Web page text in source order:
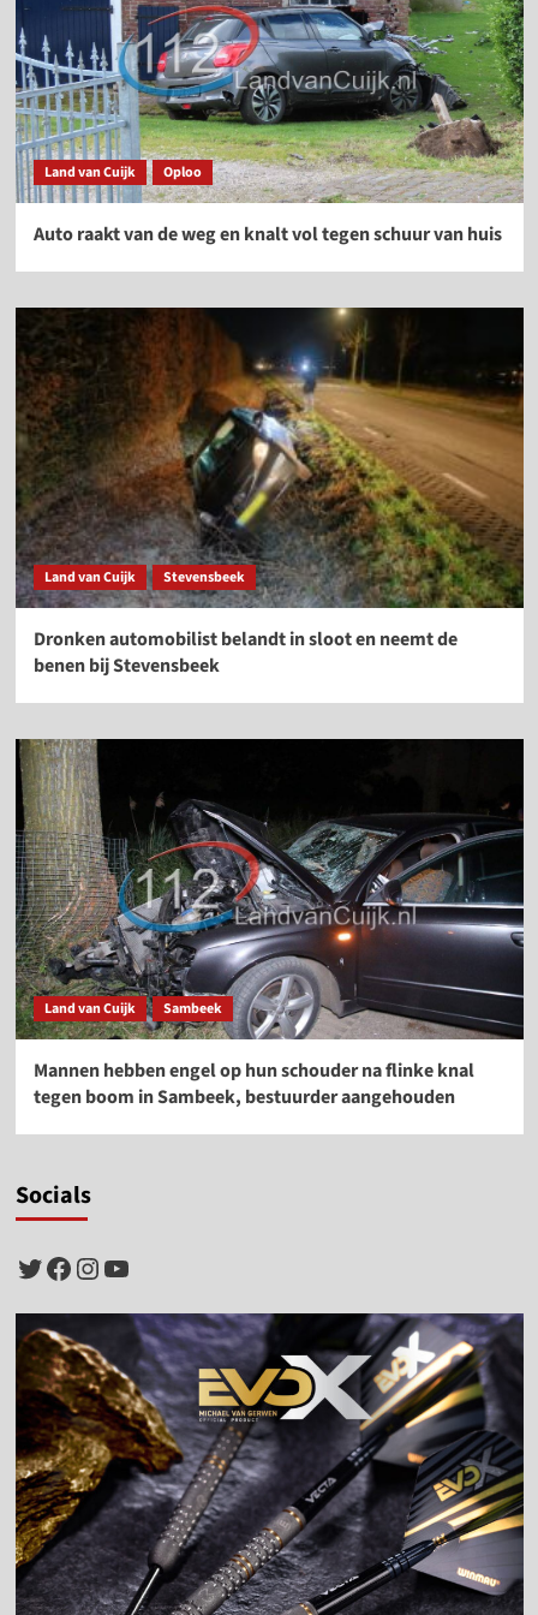
Land van Cuijk Oploo
Auto raakt van de weg en knalt vol tegen schuur van huis
Land van Cuijk Stevensbeek
Dronken automobilist belandt in sloot en neemt de
benen bij Stevensbeek
Land van Cuijk Sambeek
Mannen hebben engel op hun schouder na flinke knal
tegen boom in Sambeek, bestuurder aangehouden
Socials
Twitter
Facebook
Instagram
YouTube